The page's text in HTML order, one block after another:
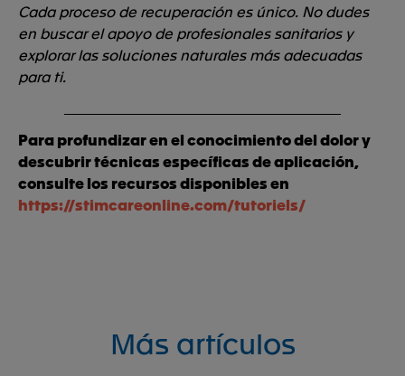
Cada proceso de recuperación es único. No dudes
en buscar el apoyo de profesionales sanitarios y
explorar las soluciones naturales más adecuadas
para ti.
Para profundizar en el conocimiento del dolor y
descubrir técnicas específicas de aplicación,
consulte los recursos disponibles en
https://stimcareonline.com/tutoriels/
Más artículos